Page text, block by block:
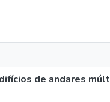
de andares